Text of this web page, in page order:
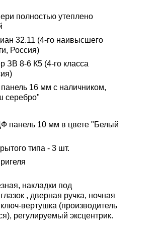
полностью утеплено
32.11 (4-го наивысшего
Россия)
ЗВ 8-6 К5 (4-го класса
16 мм с наличником,
серебро"
панель 10 мм в цвете "Белый
типа - 3 шт.
накладки под
, дверная ручка, ночная
вертушка (производитель
регулируемый эксцентрик.